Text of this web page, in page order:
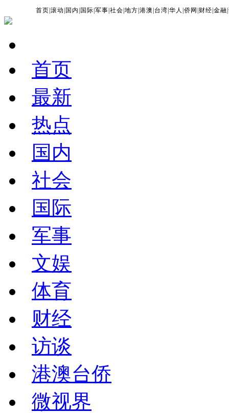
首页 |滚动 国内 国际 |军事 |社会 |地方 |港澳 台湾 |华人 |侨网 财经 |金融 |
首页
最新
热点
国内
社会
国际
军事
文娱
体育
财经
访谈
港澳台侨
微视界